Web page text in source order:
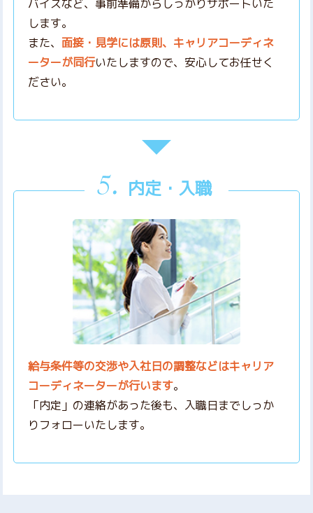
バイスなど、事前準備からしっかりサポートいた
します。
また、 面接・見学には原則、キャリアコーディネ
ーターが同行いたしますので、安心してお任せく
ださい。
内定・入職
給与条件等の交渉や入社日の調整などはキャリア
コーディネーターが行います。
「内定」の連絡があった後も、入職日までしっか
りフォローいたします。